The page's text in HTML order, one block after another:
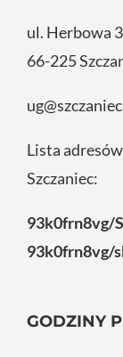
ul. Herbowa
66-225
Lista
Szczaniec:
93k0frn8vg/
93k0frn8vg/
GODZINY